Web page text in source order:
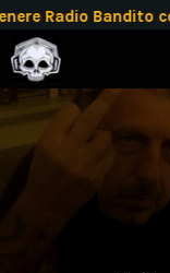
Radio Bandito con